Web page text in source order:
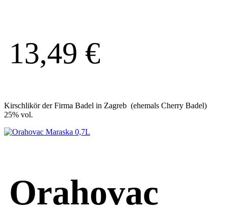
13,49 €
Kirschlikör der Firma Badel in Zagreb (ehemals Cherry Badel)
25% vol.
Orahovac